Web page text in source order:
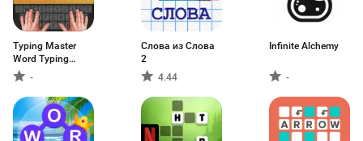
Typing Master
Word Typing
Game-
Слова из Слова
2
4.44
Infinite Alchemy
-